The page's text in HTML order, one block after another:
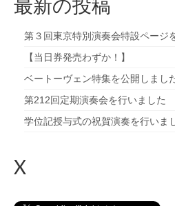
最新の投稿
第３回東京特別演奏会特設ページ
【当日券発売わずか！】
ベートーヴェン特集を公開しまし
第212回定期演奏会を行いました
学位記授与式の祝賀演奏を行いま
X